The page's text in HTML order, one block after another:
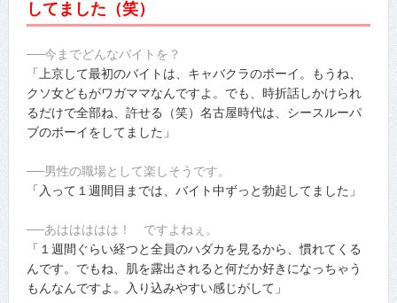
してました（笑）
──今までどんなバイトを？
「上京して最初のバイトは、キャバクラのボーイ。もうね、
クソ女どもがワガママなんですよ。でも、時折話しかけられ
るだけで全部ね、許せる（笑）名古屋時代は、シースルーパ
ブのボーイをしてました」
──男性の職場として楽しそうです。
「入って１週間目までは、バイト中ずっと勃起してました」
──あははははは！ ですよねぇ。
「１週間ぐらい経つと全員のハダカを見るから、慣れてくる
んです。でもね、肌を露出されると何だか好きになっちゃう
もんなんですよ。入り込みやすい感じがして」